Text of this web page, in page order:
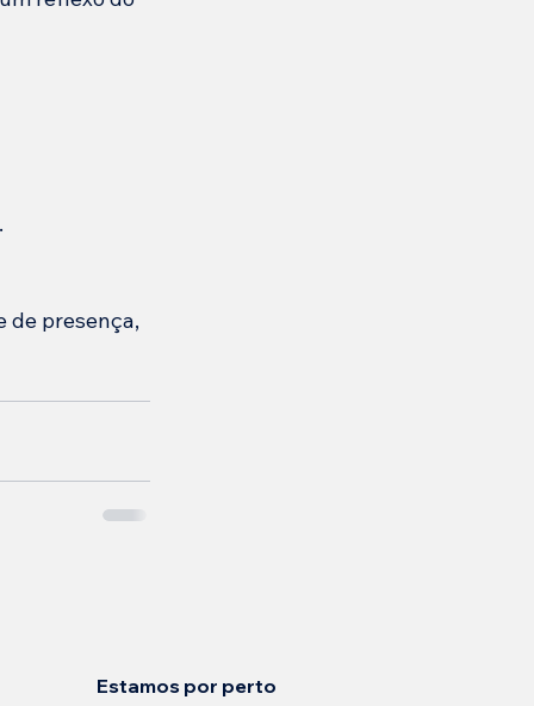
de presença,
Estamos por perto